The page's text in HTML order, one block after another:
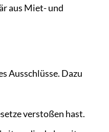
aus Miet- und
Ausschlüsse. Dazu
verstoßen hast.